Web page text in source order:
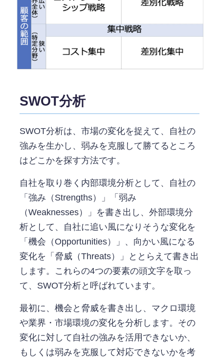
SWOT分析
SWOT分析は、市場の変化を捉えて、自社の
強みを生かし、弱みを克服して勝てるところ
はどこかを探す方法です。
自社を取り巻く内部環境分析として、自社の
「強み（Strengths）」「弱み
（Weaknesses）」を書き出し、外部環境分
析として、自社に追い風になりそうな変化を
「機会（Opportunities）」、向かい風になる
変化を「脅威（Threats）」ととらえて書き出
します。これらの4つの要素の頭文字を取っ
て、SWOT分析と呼ばれています。
最初に、機会と脅威を書き出し、マクロ環境
や業界・市場環境の変化を分析します。その
変化に対して自社の強みを活用できないか、
もしくは弱みを克服して対応できないかを考